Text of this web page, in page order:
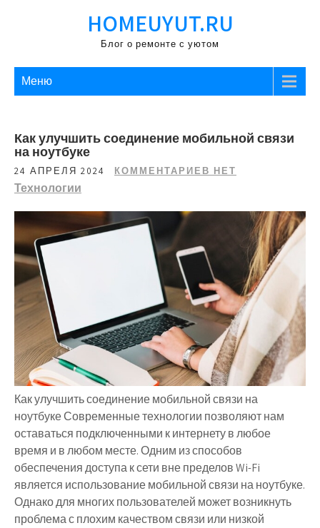
HOMEUYUT.RU
Блог о ремонте с уютом
Меню
Как улучшить соединение мобильной связи
на ноутбуке
24 АПРЕЛЯ 2024 КОММЕНТАРИЕВ НЕТ
Технологии
Как улучшить соединение мобильной связи на
ноутбуке Современные технологии позволяют нам
оставаться подключенными к интернету в любое
время и в любом месте. Одним из способов
обеспечения доступа к сети вне пределов Wi-Fi
является использование мобильной связи на ноутбуке.
Однако для многих пользователей может возникнуть
проблема с плохим качеством связи или низкой